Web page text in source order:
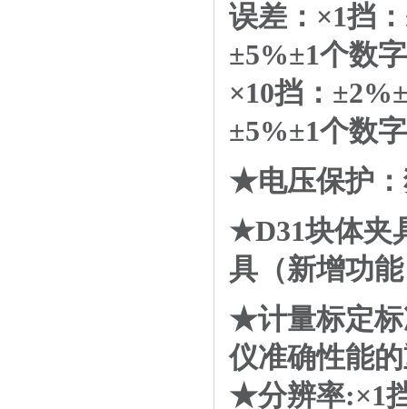
误差：×1挡
±5%±1个数
×10挡：±2%
±5%±1个数
★电压保护：
★D31块体夹
具（新增功
★计量标定
仪准确性能
★分辨率:×1